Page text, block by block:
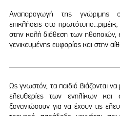
Αναπαραγωγή της γνώριμης
επικλήσεις στο
στην καλή διάθεση των ηθοποιών,
γενικευμένης ευφορίας και στην
Ως γνωστόν, τα παιδιά βιάζονται
ελευθερίες των ενηλίκων και
ξανανιώσουν για να έχουν τις